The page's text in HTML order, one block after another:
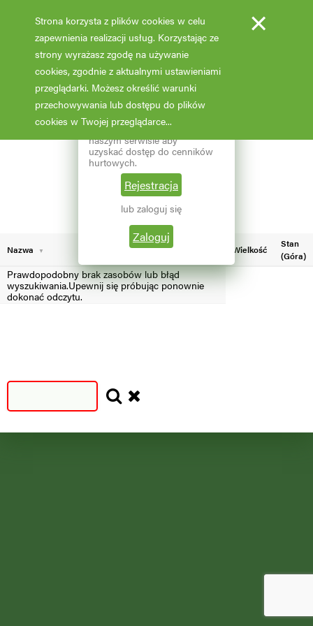
Reprezentujesz branżę
ogrodniczą? Zarejestruj się w
naszym serwisie aby
uzyskać dostęp do cenników
hurtowych.
Rejestracja
lub zaloguj się
Zaloguj
Fotooferta cenowa - hurt
Aktualizacja: 07.02.2026 godz: 02:03
Pokaż filtry
Wybierz grupę roślin
Wybierz nazwę rośliny
S
Aktualna liczba wyników: 3
Nazwa Wielkość
Stan
(Góra)
Prawdopodobny brak zasobów lub błąd
wyszukiwania.Upewnij się próbując ponownie
dokonać odczytu.
Strona korzysta z plików cookies w celu
zapewnienia realizacji usług. Korzystając ze
strony wyrażasz zgodę na używanie
cookies, zgodnie z aktualnymi ustawieniami
przeglądarki. Możesz określić warunki
przechowywania lub dostępu do plików
cookies w Twojej przeglądarce...
×